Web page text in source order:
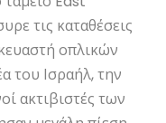
τις καταθέσεις
οπλικών
του Ισραήλ, την
ακτιβιστές των